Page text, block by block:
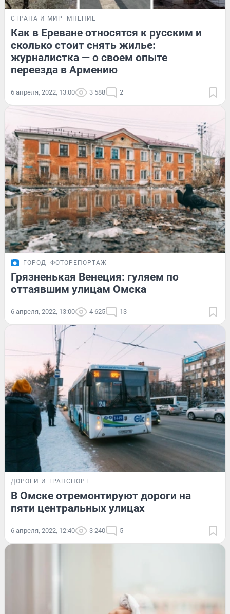
СТРАНА И МИР МНЕНИЕ
Как в Ереване относятся к русским и
сколько стоит снять жилье:
журналистка — о своем опыте
переезда в Армению
6 апреля, 2022, 13:00 3 588 2
ГОРОД ФОТОРЕПОРТАЖ
Грязненькая Венеция: гуляем по
оттаявшим улицам Омска
6 апреля, 2022, 13:00 4 625 13
ДОРОГИ И ТРАНСПОРТ
В Омске отремонтируют дороги на
пяти центральных улицах
6 апреля, 2022, 12:40 3 240 5